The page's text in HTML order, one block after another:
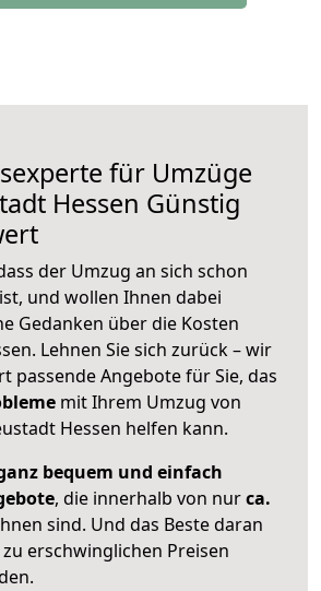
für Umzüge
Hessen Günstig
der Umzug an sich schon
und wollen Ihnen dabei
Gedanken über die Kosten
Lehnen Sie sich zurück – wir
passende Angebote für Sie, das
mit Ihrem Umzug von
Hessen helfen kann.
bequem und einfach
, die innerhalb von nurca.
sind. Und das Beste daran
erschwinglichen Preisen